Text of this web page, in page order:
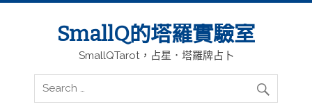
SmallQ的塔羅實驗室
SmallQTarot，占星．塔羅牌占卜